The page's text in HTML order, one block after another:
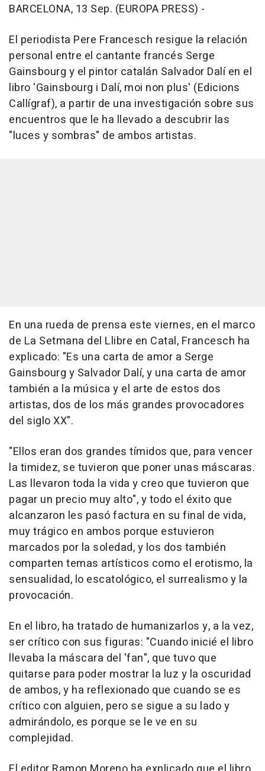
BARCELONA, 13 Sep. (EUROPA PRESS) -
El periodista Pere Francesch resigue la relación
personal entre el cantante francés Serge
Gainsbourg y el pintor catalán Salvador Dalí en el
libro 'Gainsbourg i Dalí, moi non plus' (Edicions
Callígraf), a partir de una investigación sobre sus
encuentros que le ha llevado a descubrir las
"luces y sombras" de ambos artistas.
En una rueda de prensa este viernes, en el marco
de La Setmana del Llibre en Catal, Francesch ha
explicado: "Es una carta de amor a Serge
Gainsbourg y Salvador Dalí, y una carta de amor
también a la música y el arte de estos dos
artistas, dos de los más grandes provocadores
del siglo XX".
"Ellos eran dos grandes tímidos que, para vencer
la timidez, se tuvieron que poner unas máscaras.
Las llevaron toda la vida y creo que tuvieron que
pagar un precio muy alto", y todo el éxito que
alcanzaron les pasó factura en su final de vida,
muy trágico en ambos porque estuvieron
marcados por la soledad, y los dos también
comparten temas artísticos como el erotismo, la
sensualidad, lo escatológico, el surrealismo y la
provocación.
En el libro, ha tratado de humanizarlos y, a la vez,
ser crítico con sus figuras: "Cuando inicié el libro
llevaba la máscara del 'fan", que tuvo que
quitarse para poder mostrar la luz y la oscuridad
de ambos, y ha reflexionado que cuando se es
crítico con alguien, pero se sigue a su lado y
admirándolo, es porque se le ve en su
complejidad.